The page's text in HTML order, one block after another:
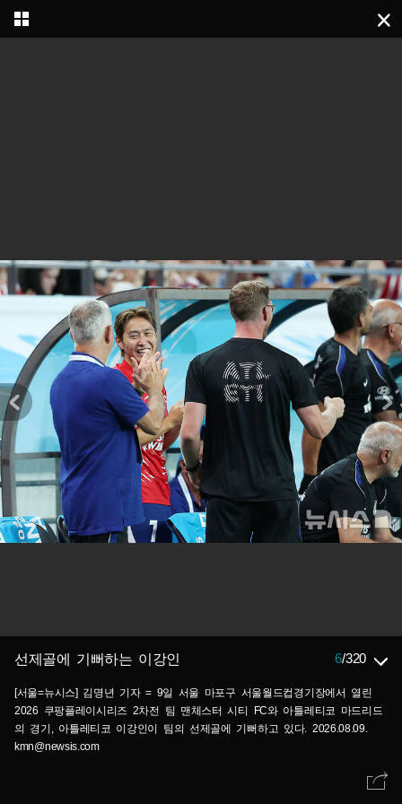
선제골에 기뻐하는 이강인 6/320
[서울=뉴시스] 김명년 기자 = 9일 서울 마포구 서울월드컵경기장에서 열린
2026 쿠팡플레이시리즈 2차전 팀 맨체스터 시티 FC와 아틀레티코 마드리드
의 경기, 아틀레티코 이강인이 팀의 선제골에 기뻐하고 있다. 2026.08.09.
kmn@newsis.com